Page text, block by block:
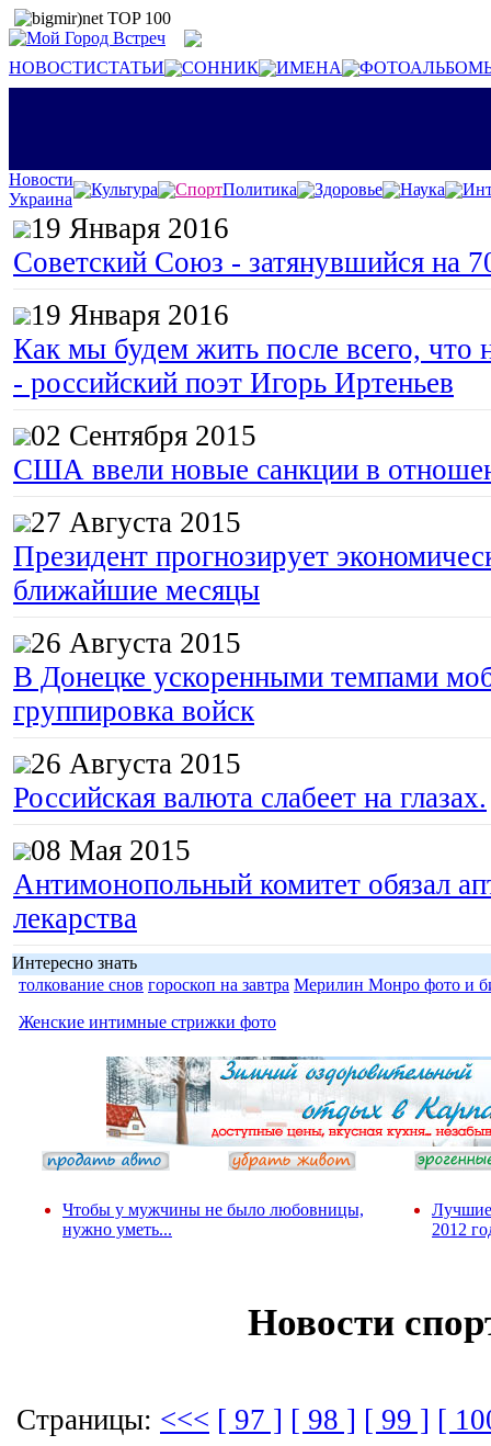
НОВОСТИСТАТЬИ СОННИК ИМЕНА
Новости
Украина
Культура СпортПолитика Здоровье Наука
19 Января 2016
Советский Союз - затянувшийся на
19 Января 2016
Как мы будем жить после всего, что
- российский поэт Игорь Иртеньев
02 Сентября 2015
США ввели новые санкции в
27 Августа 2015
Президент прогнозирует
ближайшие месяцы
26 Августа 2015
В Донецке ускоренными темпами
группировка войск
26 Августа 2015
Российская валюта слабеет на глазах.
08 Мая 2015
Антимонопольный комитет обязал
лекарства
Интересно знать
толкование снов гороскоп на завтра Мерилин Монро фото и
Женские интимные стрижки фото
Чтобы у мужчины не было любовницы,
нужно уметь...
Лучшие
2012
Новости
Страницы: <<< [ 97 ] [ 98 ] [ 99 ] [